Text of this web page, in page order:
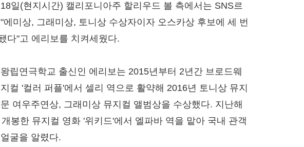
일(현지시간) 캘리포니아주 할리우드 볼 측에서는 SNS르
에미상, 그래미상, 토니상 수상자이자 오스카상 후보에 세 번
다"고 에리보를 치켜세웠다.
립연극학교 출신인 에리보는 2015년부터 2년간 브로드웨
컬 '컬러 퍼플'에서 셀리 역으로 활약해 2016년 토니상 뮤지
여우주연상, 그래미상 뮤지컬 앨범상을 수상했다. 지난해
봉한 뮤지컬 영화 '위키드'에서 엘파바 역을 맡아 국내 관객
굴을 알렸다.